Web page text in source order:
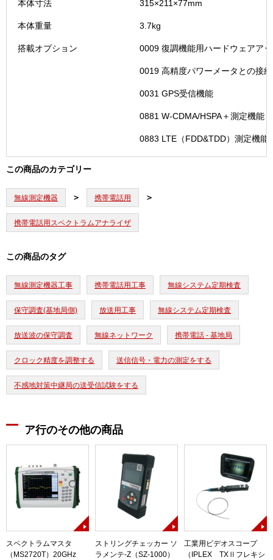
本体寸法 315×211×77mm
本体重量 3.7kg
搭載オプション 0009 復調機能用ハードウェアア
0019 高精度パワーメータとの接
0031 GPS受信機能
0881 W-CDMA/HSPA＋測定機能
0883 LTE（FDD&TDD）測定機能
この商品のカテゴリー
無線測定機器 携帯電話用
携帯電話用スペクトラムアナライザ
この商品のタグ
無線測定機器工事 携帯電話用工事 無線システム定期検査
保守調査(基地局側) 放送用工事 無線システム定期検査
放送波の保守調査 無線ネットワーク 携帯電話 - 基地局
クロック精度を調整する 送信信号・電力の測定をする
不感地対策中継局の送受信試験をする
ア行のその他の商品
スペクトラムマスタ
（MS2720T）20GHz
ストリングチェッカー ソ
ラメンテ-Z（SZ-1000）
工業用ビデオスコープ
（IPLEX TXⅡフレキシ